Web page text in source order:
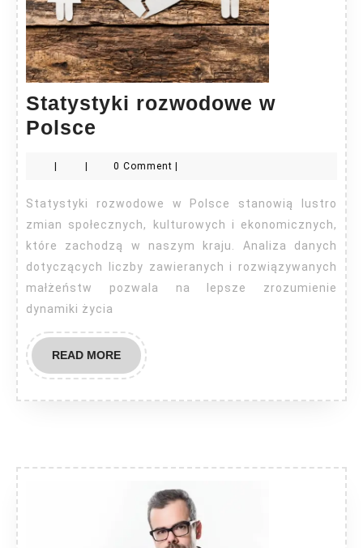
Statystyki rozwodowe w
Polsce
Polsce
| | 0 Comment |
Statystyki rozwodowe w Polsce stanowią lustro
zmian społecznych, kulturowych i ekonomicznych,
które zachodzą w naszym kraju. Analiza danych
dotyczących liczby zawieranych i rozwiązywanych
małżeństw pozwala na lepsze zrozumienie
dynamiki życia
READ MOREREAD
MORE